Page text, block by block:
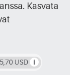
Kasvata
USD